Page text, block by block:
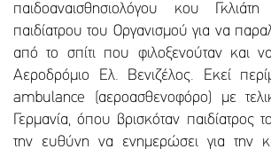
παιδοαναισθησιολόγου κου
παιδίατρου του Οργανισμού για να
από το σπίτι που φιλοξενούταν και
Αεροδρόμιο Ελ. Βενιζέλος. Εκεί
ambulance (αεροασθενοφόρο) με
Γερμανία, όπου βρισκόταν παιδίατρος
την ευθύνη να ενημερώσει για την